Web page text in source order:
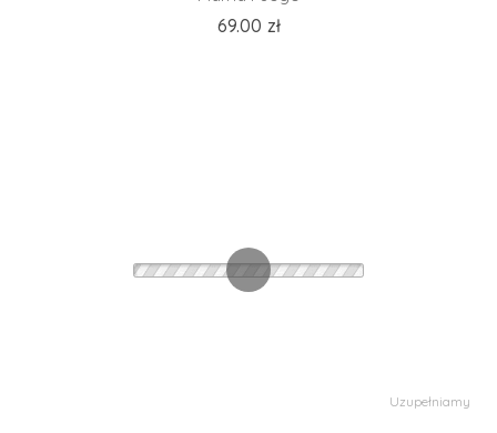
69.00 zł
Uzupełniamy